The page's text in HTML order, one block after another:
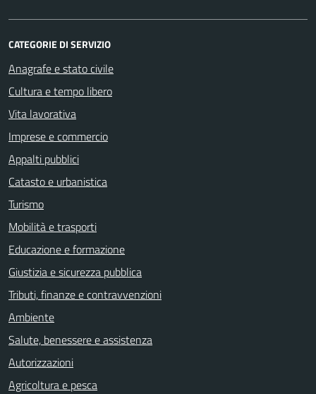
CATEGORIE DI SERVIZIO
Anagrafe e stato civile
Cultura e tempo libero
Vita lavorativa
Imprese e commercio
Appalti pubblici
Catasto e urbanistica
Turismo
Mobilità e trasporti
Educazione e formazione
Giustizia e sicurezza pubblica
Tributi, finanze e contravvenzioni
Ambiente
Salute, benessere e assistenza
Autorizzazioni
Agricoltura e pesca